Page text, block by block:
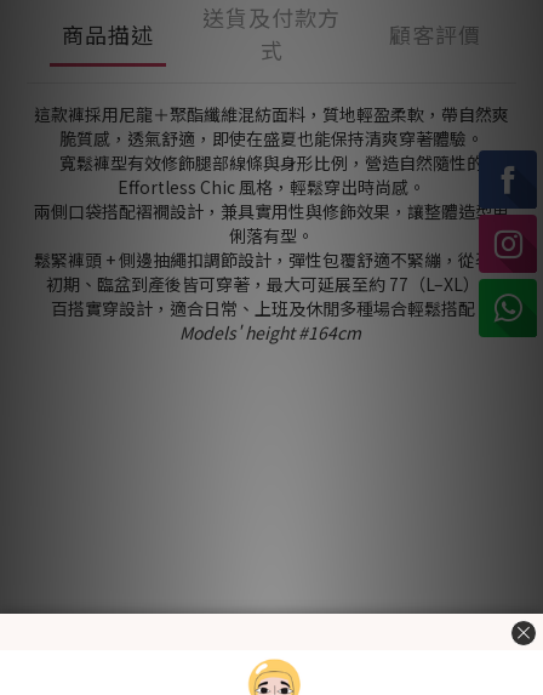
商品描述
送貨及付款方
式
顧客評價
這款褲採用尼龍＋聚酯纖維混紡面料，質地輕盈柔軟，帶自然爽
脆質感，透氣舒適，即使在盛夏也能保持清爽穿著體驗。
寬鬆褲型有效修飾腿部線條與身形比例，營造自然隨性的
Effortless Chic 風格，輕鬆穿出時尚感。
兩側口袋搭配褶襉設計，兼具實用性與修飾效果，讓整體造型更
俐落有型。
鬆緊褲頭 + 側邊抽繩扣調節設計，彈性包覆舒適不緊繃，從孕期
初期、臨盆到產後皆可穿著，最大可延展至約 77（L–XL）。
百搭實穿設計，適合日常、上班及休閒多種場合輕鬆搭配。
Models' height #164cm